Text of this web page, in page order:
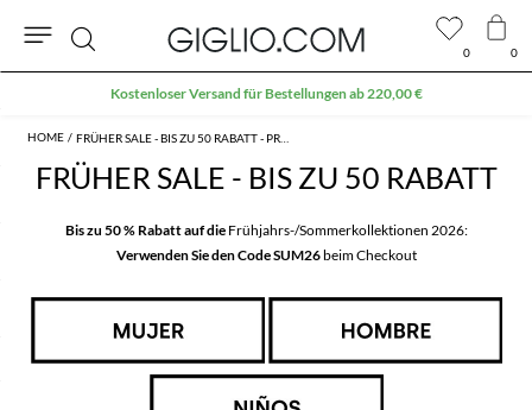
FRÜHER SALE - BIS ZU 50 RABATT
Bis zu 50 % Rabatt auf dieFrühjahrs-/Sommerkollektionen 2026:
Verwenden Sie den Code SUM26beim Checkout
0 0
Suche
Kostenloser Versand für Bestellungen ab 220,00 €